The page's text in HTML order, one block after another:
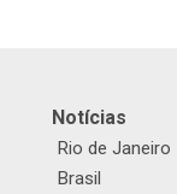
Notícias
Rio de Janeiro
Brasil